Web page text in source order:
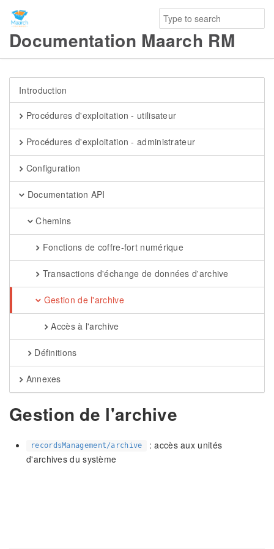
Documentation Maarch RM
Introduction
Procédures d'exploitation - utilisateur
Procédures d'exploitation - administrateur
Configuration
Documentation API
Chemins
Fonctions de coffre-fort numérique
Transactions d'échange de données d'archive
Gestion de l'archive
Accès à l'archive
Définitions
Annexes
Gestion de l'archive
recordsManagement/archive
: accès aux unités
d'archives du système